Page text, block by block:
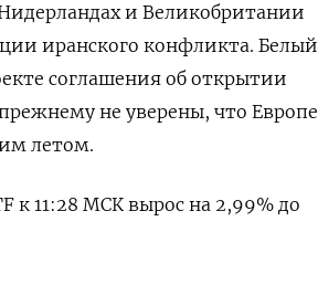
и Великобритании
иранского конфликта. Белый
соглашения об открытии
не уверены, что Европе
летом.
к 11:28 ​МСК вырос на ⁠2,99% до